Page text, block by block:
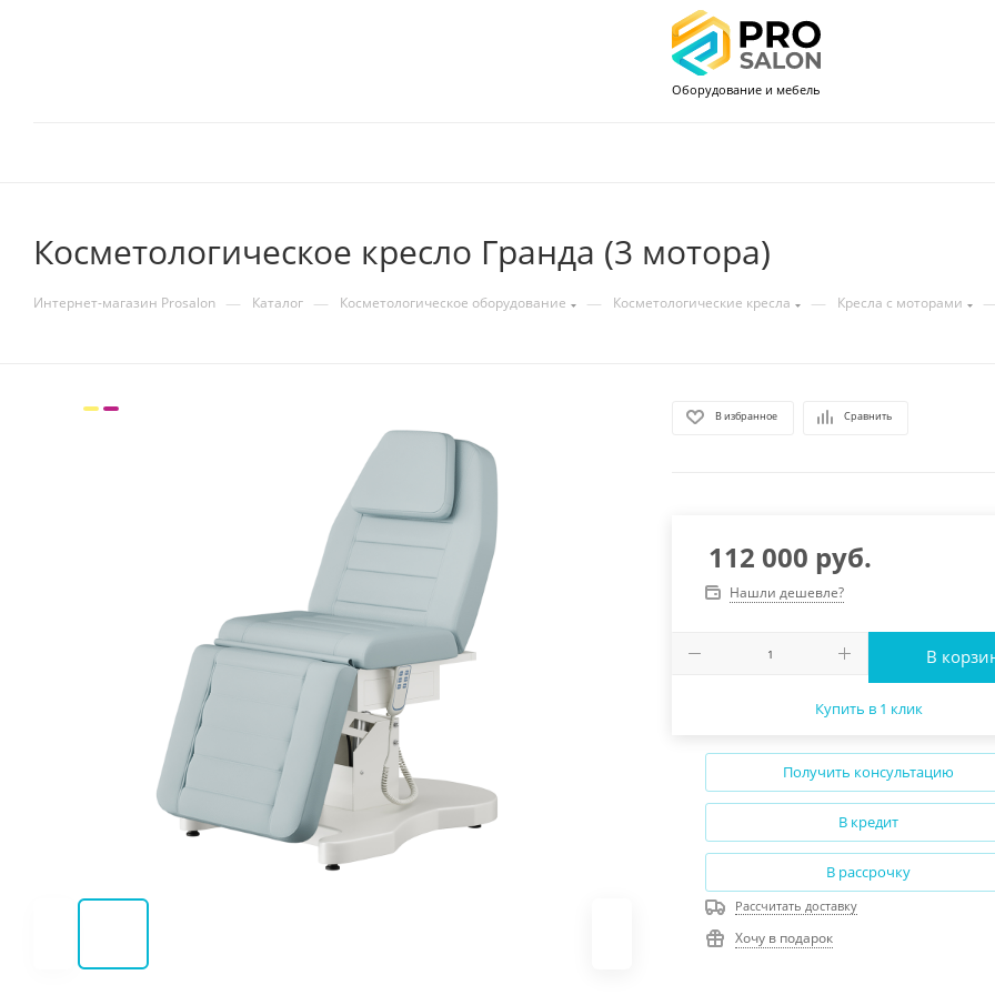
Оборудование и мебель
Косметологическое кресло Гранда (3 мотора)
Интернет-магазин Prosalon — Каталог — Косметологическое оборудование — Косметологические кресла — Кресла с моторами
В избранное Сравнить
112 000 руб.
Нашли дешевле?
В
Купить в 1 клик
Получить консультацию
В кредит
В рассрочку
Рассчитать доставку
Хочу в подарок